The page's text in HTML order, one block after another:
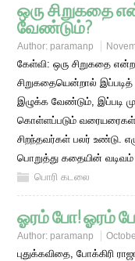
ஒரு சிறுகதை
வேண்டும்?
Author: paramanp
கேள்வி: ஒரு சிறுகதை
சிறுகதையென்றால்
இழுக்க வேண்டும், இப்படி
கொள்ளப்படும் வரையரைகள்
சிறந்தவர்கள் பலர் உண்டு.
பொறுத்து கதையின் வடிவம்
பொரி கடலை
ஓரம் போ! ஓரம்
Author: paramanp
புதுக்கவிதை, போக்கிரி